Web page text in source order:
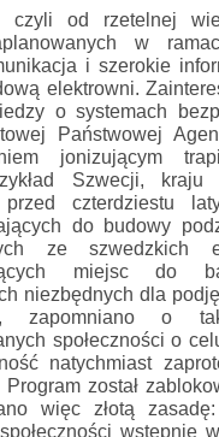
czyli od rzetelnej
w
i szerokie
elektrowni.
o systemach
Państwowej
jonizującym
Szwecji,
czterdziestu
do budowy
ze szwedzkich
miejsc do
niezbędnych dla
zapomniano o
społeczności o
natychmiast
Program został
więc złotą
wstępnie